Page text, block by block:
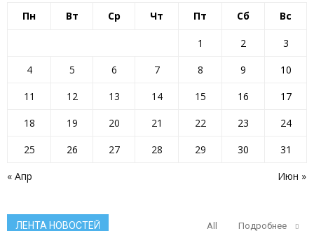
Пн Вт Ср Чт Пт Сб Вс
« Апр Июн »
1 2
3
4
5 6 7 8 9
10
11
12 13 14 15 16
17
18
19 20 21 22 23
24
25
26 27 28 29 30 31
ЛЕНТА НОВОСТЕЙ All Подробнее